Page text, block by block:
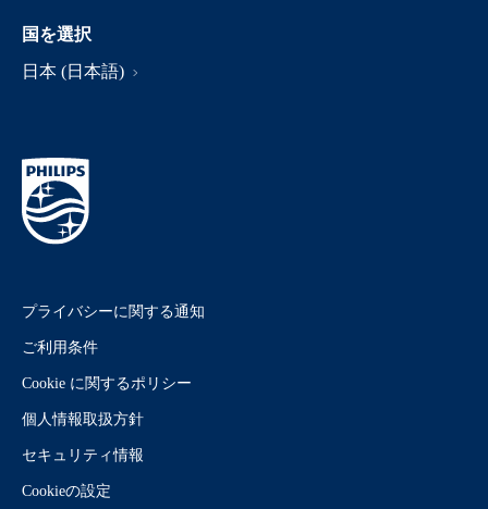
国を選択
日本 (日本語)
プライバシーに関する通知
ご利用条件
Cookie に関するポリシー
個人情報取扱方針
セキュリティ情報
Cookieの設定